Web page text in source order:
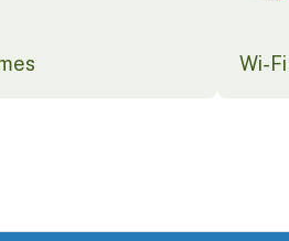
Wi-Fi